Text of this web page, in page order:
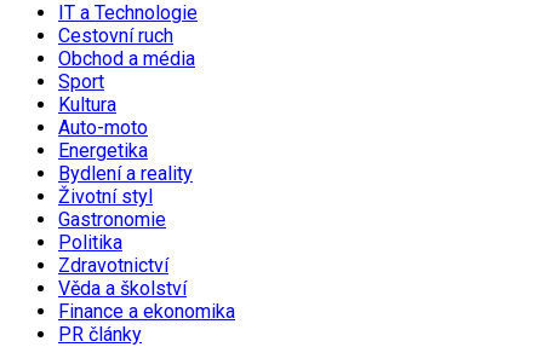
IT a Technologie
Cestovní ruch
Obchod a média
Sport
Kultura
Auto-moto
Energetika
Bydlení a reality
Životní styl
Gastronomie
Politika
Zdravotnictví
Věda a školství
Finance a ekonomika
PR články